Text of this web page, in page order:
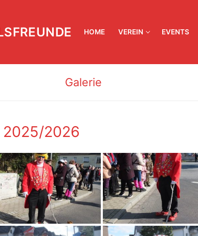
HOME VEREIN EVENTS
Galerie
2025/2026